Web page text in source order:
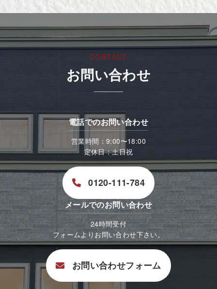
CONTACT
お問い合わせ
電話でのお問い合わせ
営業時間：9:00〜18:00
定休日：土日祝
0120-111-784
メールでのお問い合わせ
24時間受付
フォームよりお問い合わせ下さい。
お問い合わせフォーム